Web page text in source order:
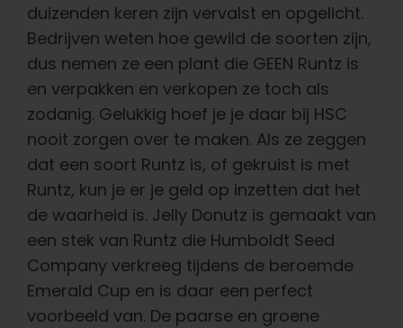
duizenden keren zijn vervalst en opgelicht.
Bedrijven weten hoe gewild de soorten zijn,
dus nemen ze een plant die GEEN Runtz is
en verpakken en verkopen ze toch als
zodanig. Gelukkig hoef je je daar bij HSC
nooit zorgen over te maken. Als ze zeggen
dat een soort Runtz is, of gekruist is met
Runtz, kun je er je geld op inzetten dat het
de waarheid is. Jelly Donutz is gemaakt van
een stek van Runtz die Humboldt Seed
Company verkreeg tijdens de beroemde
Emerald Cup en is daar een perfect
voorbeeld van. De paarse en groene